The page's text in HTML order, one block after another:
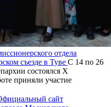
отдела
съезде в Туве С 14 по 26
состоялся X
приняли участие
сайт